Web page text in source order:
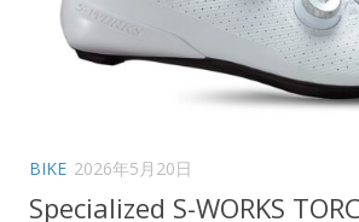
BIKE 2026年5月20日
Specialized S-WORKS